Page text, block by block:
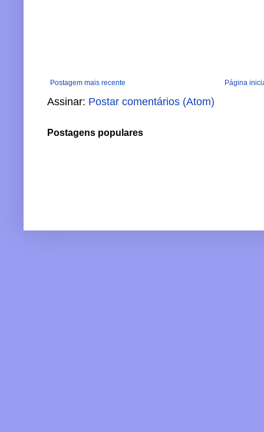
Postagem mais recente Página
Assinar: Postar comentários (Atom)
Postagens populares